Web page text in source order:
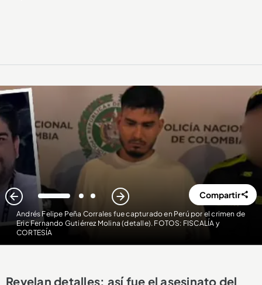
Andrés Felipe Peña Corrales fue capturado en Perú por el crimen de
Eric Fernando Gutiérrez Molina (detalle). FOTOS: FISCALÍA y
CORTESÍA
1 2 3 Compartir
Revelan detalles: así fue el asesinato del